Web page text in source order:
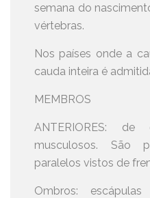
semana do
vértebras.
Nos países onde a
cauda inteira é
MEMBROS
ANTERIORES:
musculosos. São
paralelos vistos de
Ombros: escápulas